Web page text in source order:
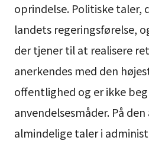
oprindelse. Politiske taler,
landets regeringsførelse,
der tjener til at realisere
anerkendes med den
offentlighed og er ikke
anvendelsesmåder. På
almindelige taler i